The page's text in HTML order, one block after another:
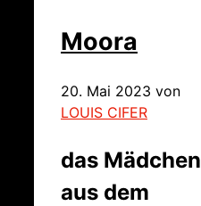
Moora
20. Mai 2023 von
LOUIS CIFER
das Mädchen
aus dem